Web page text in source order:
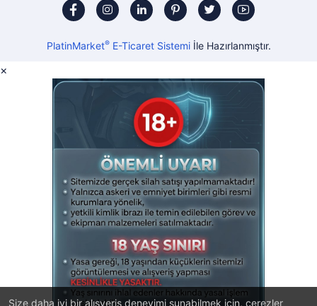
Size daha iyi bir alışveriş deneyimi sunabilmek için, çerezler
PlatinMarket®E-Ticaret Sistemiİle Hazırlanmıştır.
×